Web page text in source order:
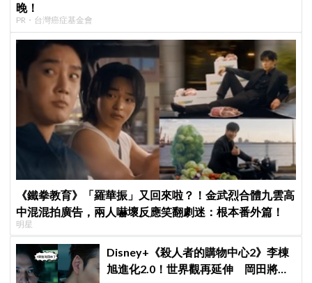
晚！
PR・台灣癌症基金會
《鐵拳教育》「羅華振」又回來啦？！金武烈合體九雲高
中混混拍廣告，兩人嚇壞反應笑翻劇迷：根本番外篇！
明星
Disney+《殺人者的購物中心2》李棟
旭進化2.0！世界觀再延伸 岡田將生